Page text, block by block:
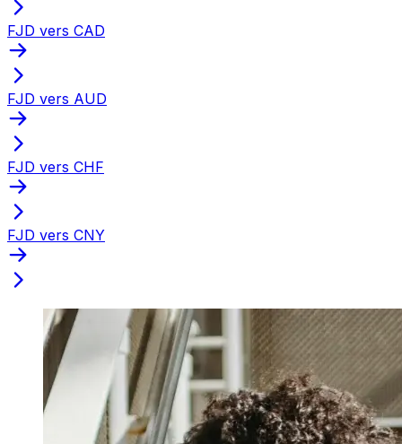
FJD vers CAD
FJD vers AUD
FJD vers CHF
FJD vers CNY